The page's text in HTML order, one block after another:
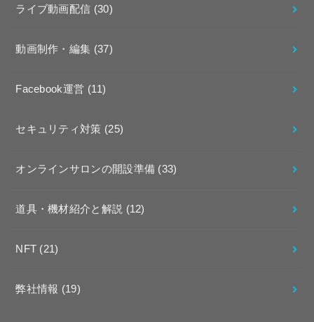
ライブ動画配信 (30)
動画制作・編集 (37)
Facebook運営 (11)
セキュリティ対策 (25)
オンラインサロンの開設準備 (33)
道具・機材紹介と解説 (12)
NFT (21)
弊社情報 (19)